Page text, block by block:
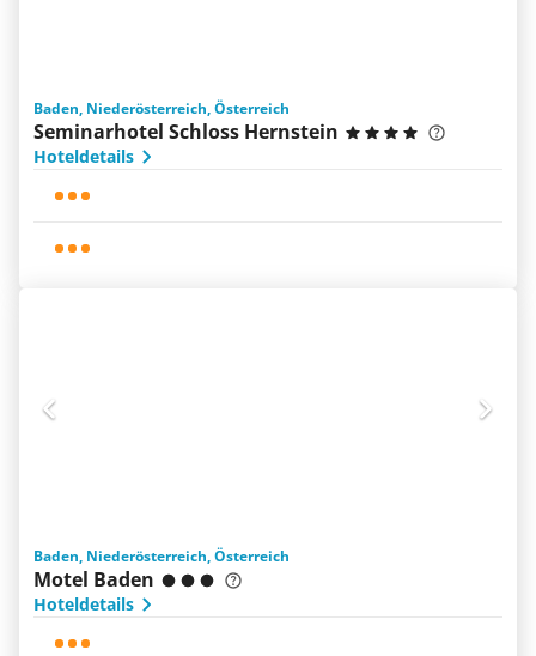
Baden, Niederösterreich, Österreich
Seminarhotel Schloss Hernstein
Hoteldetails
Baden, Niederösterreich, Österreich
Motel Baden
Hoteldetails